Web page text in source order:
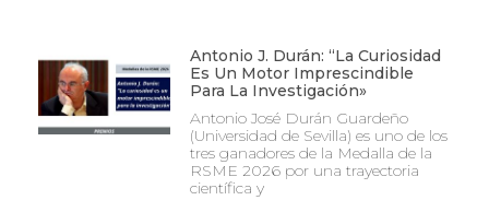
Antonio J. Durán: “La Curiosidad
Es Un Motor Imprescindible
Para La Investigación»
Antonio José Durán Guardeño
(Universidad de Sevilla) es uno de los
tres ganadores de la Medalla de la
RSME 2026 por una trayectoria
científica y